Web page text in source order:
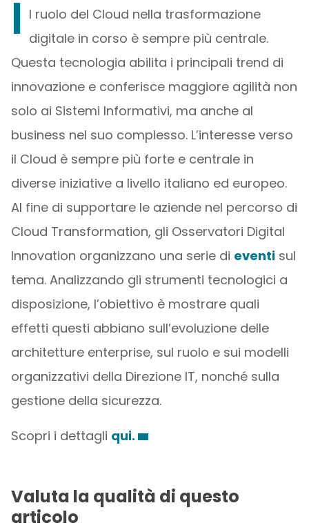
I l ruolo del Cloud nella trasformazione
digitale in corso è sempre più centrale.
Questa tecnologia abilita i principali trend di
innovazione e conferisce maggiore agilità non
solo ai Sistemi Informativi, ma anche al
business nel suo complesso. L’interesse verso
il Cloud è sempre più forte e centrale in
diverse iniziative a livello italiano ed europeo.
Al fine di supportare le aziende nel percorso di
Cloud Transformation, gli Osservatori Digital
Innovation organizzano una serie di eventisul
tema. Analizzando gli strumenti tecnologici a
disposizione, l’obiettivo è mostrare quali
effetti questi abbiano sull’evoluzione delle
architetture enterprise, sul ruolo e sui modelli
organizzativi della Direzione IT, nonché sulla
gestione della sicurezza.
Scopri i dettagli qui.
Valuta la qualità di questo
articolo